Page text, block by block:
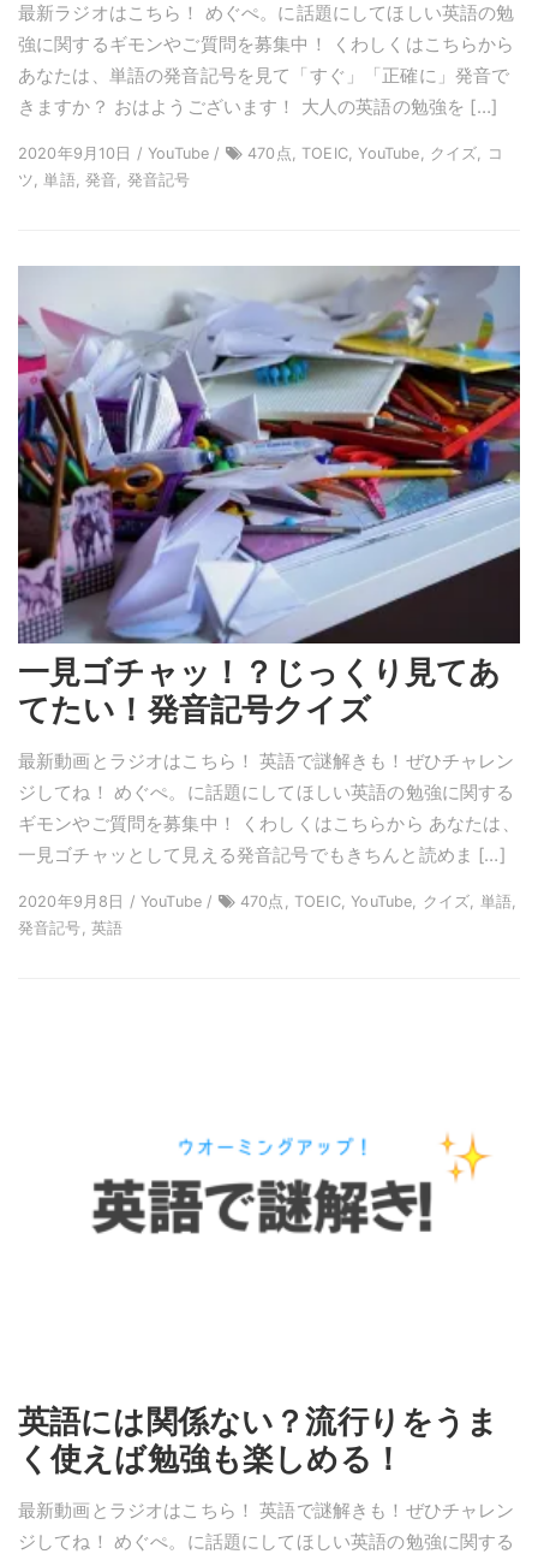
最新ラジオはこちら！ めぐぺ。に話題にしてほしい英語の勉
強に関するギモンやご質問を募集中！ くわしくはこちらから
あなたは、単語の発音記号を見て「すぐ」「正確に」発音で
きますか？ おはようございます！ 大人の英語の勉強を […]
2020年9月10日 / YouTube /
470点, TOEIC, YouTube, クイズ, コ
ツ, 単語, 発音, 発音記号
一見ゴチャッ！？じっくり見てあ
てたい！発音記号クイズ
最新動画とラジオはこちら！ 英語で謎解きも！ぜひチャレン
ジしてね！ めぐぺ。に話題にしてほしい英語の勉強に関する
ギモンやご質問を募集中！ くわしくはこちらから あなたは、
一見ゴチャッとして見える発音記号でもきちんと読めま […]
2020年9月8日 / YouTube /
470点, TOEIC, YouTube, クイズ, 単語,
発音記号, 英語
英語には関係ない？流行りをうま
く使えば勉強も楽しめる！
最新動画とラジオはこちら！ 英語で謎解きも！ぜひチャレン
ジしてね！ めぐぺ。に話題にしてほしい英語の勉強に関する